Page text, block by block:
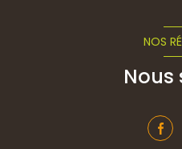
NOS
Nous